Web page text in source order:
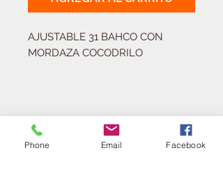
AJUSTABLE 31 BAHCO CON
MORDAZA COCODRILO
¿Necesitas equipar tu
ferretería?
Phone Email Facebook